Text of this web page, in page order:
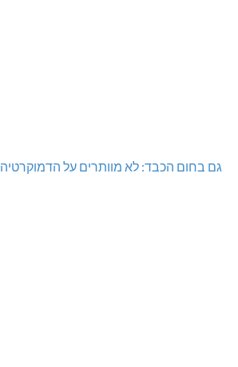
גם בחום הכבד: לא מוותרים על הדמוקרטיה